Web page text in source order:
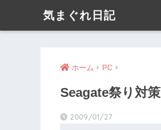
気まぐれ日記
ホーム PC
Seagate祭り対策
2009/01/27